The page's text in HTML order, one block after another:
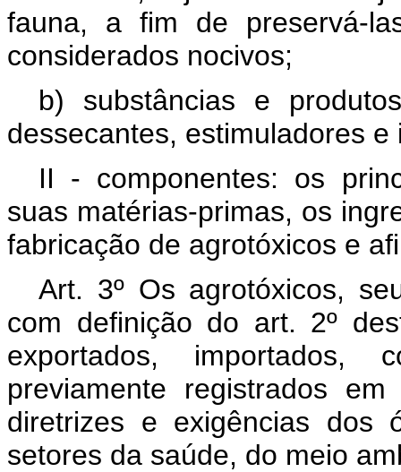
fauna, a fim de preservá-
considerados nocivos;
b) substâncias e
dessecantes, estimuladores
II - componentes: os
suas matérias-primas, os
fabricação de agrotóxicos e
Art. 3º Os agrotóxicos,
com definição do art. 2º
exportados, importados,
previamente registrados
diretrizes e exigências dos
setores da saúde, do meio